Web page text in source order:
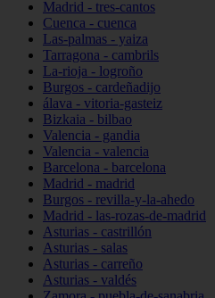
Madrid - tres-cantos
Cuenca - cuenca
Las-palmas - yaiza
Tarragona - cambrils
La-rioja - logroño
Burgos - cardeñadijo
álava - vitoria-gasteiz
Bizkaia - bilbao
Valencia - gandia
Valencia - valencia
Barcelona - barcelona
Madrid - madrid
Burgos - revilla-y-la-ahedo
Madrid - las-rozas-de-madrid
Asturias - castrillón
Asturias - salas
Asturias - carreño
Asturias - valdés